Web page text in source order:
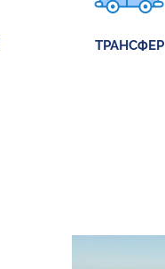
ТРАНСФЕР